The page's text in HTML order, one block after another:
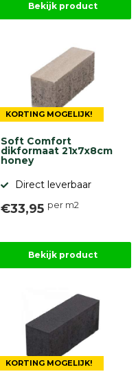
Bekijk product
KORTING MOGELIJK!
Soft Comfort
dikformaat 21x7x8cm
honey
Direct leverbaar
€33,95 per m2
Bekijk product
KORTING MOGELIJK!